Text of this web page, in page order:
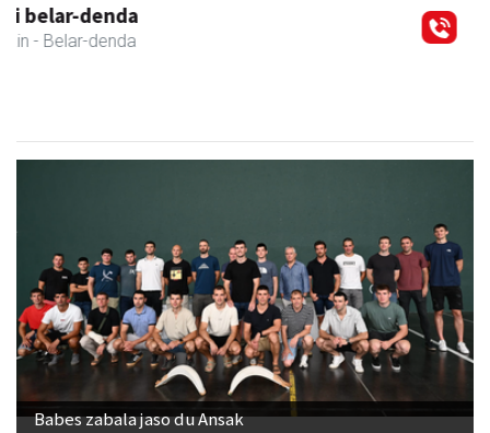
Ondarreta Ikastetxea
Andoain - Hezkuntza
Babes zabala jaso du Ansak